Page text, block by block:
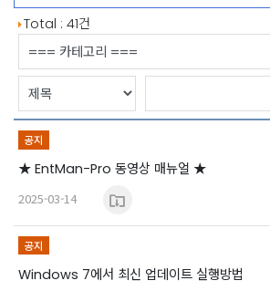
자료실 게시판 목록
Total : 41건
공지
★ EntMan-Pro 동영상 매뉴얼 ★
2025-03-14
공지
Windows 7에서 최신 업데이트 실행방법